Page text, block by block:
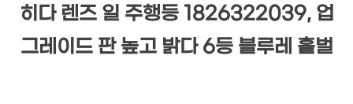
히다 렌즈 일 주행등 1826322039, 업
그레이드 판 높고 밝다 6등 블루레 홑벌